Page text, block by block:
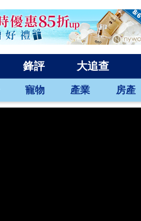
鋒評 大追查
寵物 產業 房產